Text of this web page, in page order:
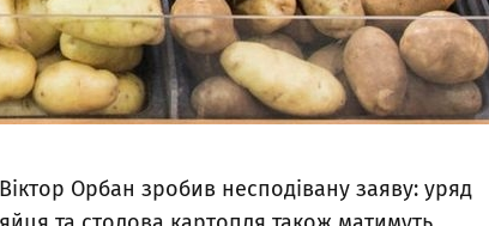
Орбан зробив несподівану заяву: уряд